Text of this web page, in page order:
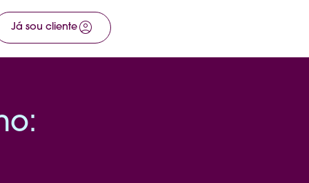
Já sou cliente account_circle